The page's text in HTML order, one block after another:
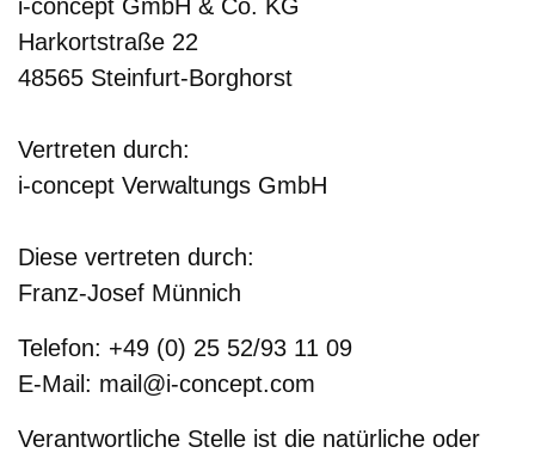
i-concept GmbH & Co. KG
Harkortstraße 22
48565 Steinfurt-Borghorst
Vertreten durch:
i-concept Verwaltungs GmbH
Diese vertreten durch:
Franz-Josef Münnich
Telefon: +49 (0) 25 52/93 11 09
E-Mail: mail@i-concept.com
Verantwortliche Stelle ist die natürliche oder